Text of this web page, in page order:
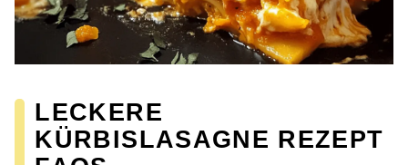
LECKERE
KÜRBISLASAGNE REZEPT